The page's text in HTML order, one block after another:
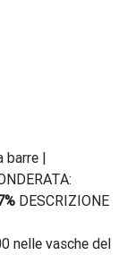
barre |
DESCRIZIONE
nelle vasche del